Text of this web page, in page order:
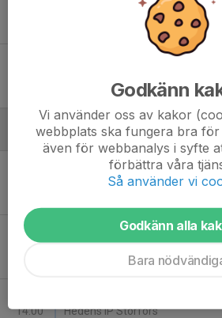
Lulebo Ungdomsarena Örnäset
September
Kiruna FF - Luleå FC
Lombia IP
Sön 13
14:00
Kiruna FF - ÖIF/IBFF 2
Lombia IP
14:00
Hedens IP Storfors
Godkänn
Vi använder oss av kakor
webbplats ska fungera bra för
även för webbanalys i syfte
förbättra våra
Så använder vi
Godkänn alla
Bara